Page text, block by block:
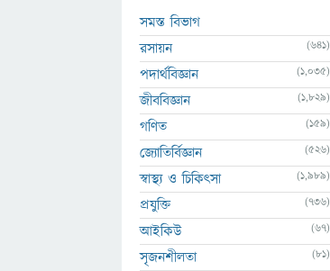
সমস্ত বিভাগ
রসায়ন
(641)
পদার্থবিজ্ঞান (1,035)
জীববিজ্ঞান (1,829)
গণিত (159)
জ্যোতির্বিজ্ঞান (526)
স্বাস্থ্য ও চিকিৎসা (1,989)
প্রযুক্তি (736)
আইকিউ (67)
সৃজনশীলতা (81)